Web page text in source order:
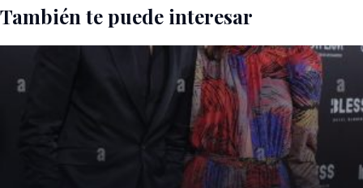
También te puede interesar